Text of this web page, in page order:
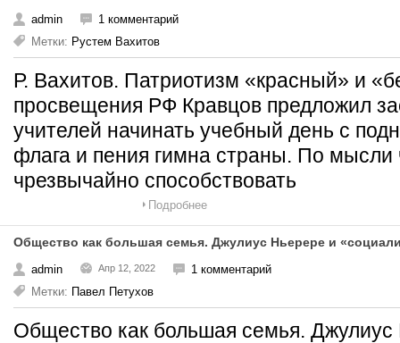
admin
1 комментарий
Метки: Рустем Вахитов
Р. Вахитов. Патриотизм «красный» и
просвещения РФ Кравцов предложил
учителей начинать учебный день с
флага и пения гимна страны. По мысли
чрезвычайно способствовать
Подробнее
Общество как большая семья. Джулиус Ньерере и
admin Апр 12, 2022
1 комментарий
Метки: Павел Петухов
Общество как большая семья.